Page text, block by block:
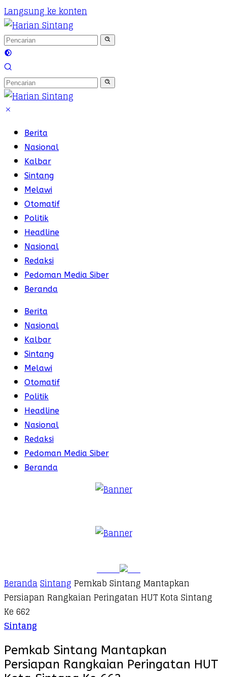
Langsung ke konten
Berita
Nasional
Kalbar
Sintang
Melawi
Otomatif
Politik
Headline
Nasional
Redaksi
Pedoman Media Siber
Beranda
Berita
Nasional
Kalbar
Sintang
Melawi
Otomatif
Politik
Headline
Nasional
Redaksi
Pedoman Media Siber
Beranda
BerandaSintang Pemkab Sintang Mantapkan
Persiapan Rangkaian Peringatan HUT Kota Sintang
Ke 662
Sintang
Pemkab Sintang Mantapkan
Persiapan Rangkaian Peringatan HUT